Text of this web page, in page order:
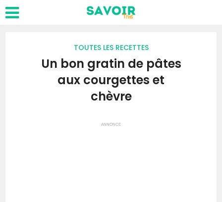
TOUTES LES RECETTES
Un bon gratin de pâtes
aux courgettes et
chèvre
ANNONCE